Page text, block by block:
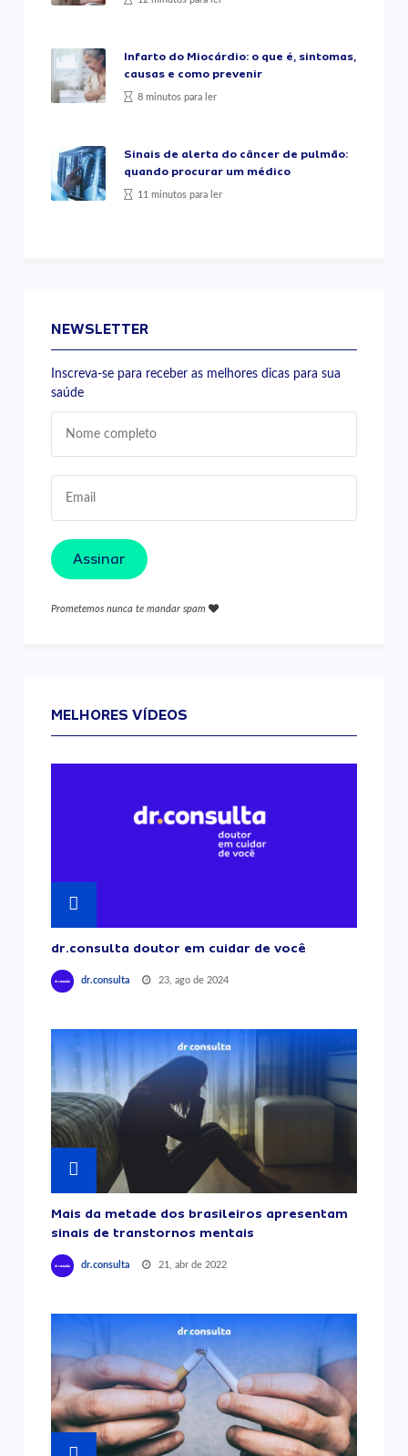
Infarto do Miocárdio: o que é, sintomas,
causas e como prevenir
8 minutos para ler
Sinais de alerta do câncer de pulmão:
quando procurar um médico
11 minutos para ler
NEWSLETTER
Inscreva-se para receber as melhores dicas para sua
saúde
Assinar
Prometemos nunca te mandar spam
MELHORES VÍDEOS
dr.consulta doutor em cuidar de você
dr.consulta 23, ago de 2024
Mais da metade dos brasileiros apresentam
sinais de transtornos mentais
dr.consulta 21, abr de 2022